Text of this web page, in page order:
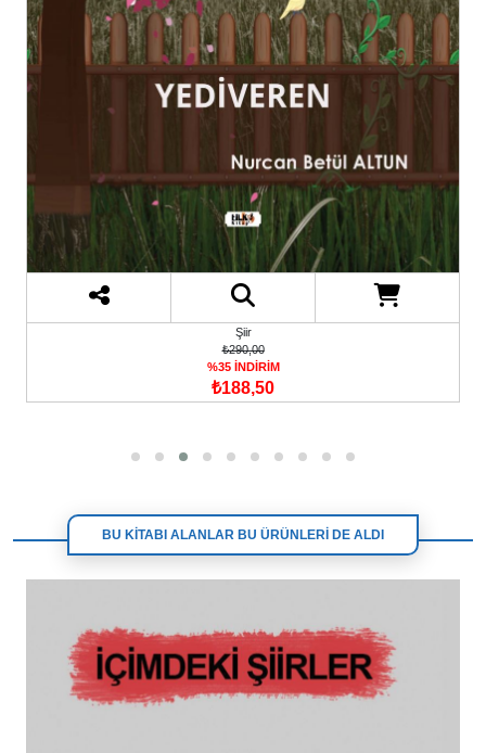
Şiir
₺290,00
%35 İNDİRİM
₺188,50
BU KİTABI ALANLAR BU ÜRÜNLERİ DE ALDI